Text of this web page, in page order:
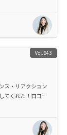
Vol.643
ス・リアクション
てくれた！口コミ